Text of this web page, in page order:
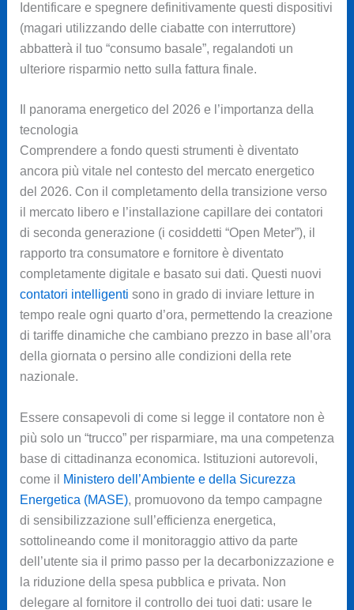
Identificare e spegnere definitivamente questi dispositivi
(magari utilizzando delle ciabatte con interruttore)
abbatterà il tuo “consumo basale”, regalandoti un
ulteriore risparmio netto sulla fattura finale.
Il panorama energetico del 2026 e l’importanza della
tecnologia
Comprendere a fondo questi strumenti è diventato
ancora più vitale nel contesto del mercato energetico
del 2026. Con il completamento della transizione verso
il mercato libero e l’installazione capillare dei contatori
di seconda generazione (i cosiddetti “Open Meter”), il
rapporto tra consumatore e fornitore è diventato
completamente digitale e basato sui dati. Questi nuovi
contatori intelligenti sono in grado di inviare letture in
tempo reale ogni quarto d’ora, permettendo la creazione
di tariffe dinamiche che cambiano prezzo in base all’ora
della giornata o persino alle condizioni della rete
nazionale.
Essere consapevoli di come si legge il contatore non è
più solo un “trucco” per risparmiare, ma una competenza
base di cittadinanza economica. Istituzioni autorevoli,
come il
Ministero dell’Ambiente e della Sicurezza
Energetica (MASE), promuovono da tempo campagne
di sensibilizzazione sull’efficienza energetica,
sottolineando come il monitoraggio attivo da parte
dell’utente sia il primo passo per la decarbonizzazione e
la riduzione della spesa pubblica e privata. Non
delegare al fornitore il controllo dei tuoi dati: usare le